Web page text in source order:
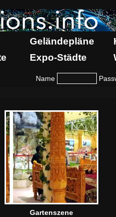
Geländepläne
Expo-Städte
Name
Gartenszene